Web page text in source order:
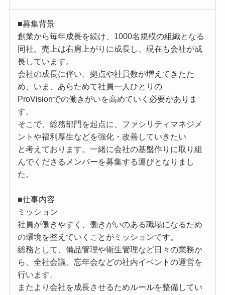
■募集背景
創業から毎年成長を続け、1000名規模の組織となる
同社。売上は右肩上がりに成長し、現在も会社が成
長しています。
会社の成長に伴い、拠点や社員数が増えてきたた
め、いま、あらためて社員一人ひとりの
ProVisionでの働きがいを高めていく必要がありま
す。
そこで、総務部門を起点に、ファシリティマネジメ
ントや福利厚生などを強化・改善していきたい
と考えております。一緒に会社の基盤作りに取り組
んでくださるメンバーを募集する運びとなりまし
た。
■仕事内容
ミッション
社員が働きやすく、働きがいのある職場になるため
の環境を整えていくことがミッションです。
総務として、備品管理や衛生管理など日々の業務か
ら、全社会議、忘年会などの社内イベントの運営を
行います。
またより会社を成長させるためルールを整備してい